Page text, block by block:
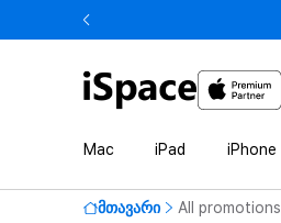
Mac iPad iPhone
მთავარი All promotions